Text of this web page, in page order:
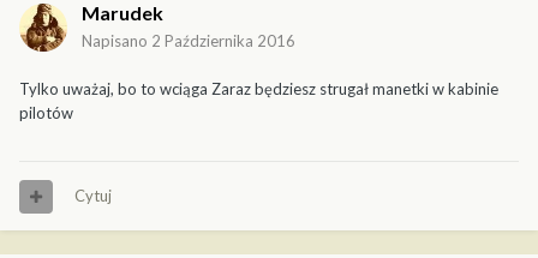
Marudek
Napisano 2 Października 2016
Tylko uważaj, bo to wciąga Zaraz będziesz strugał manetki w kabinie
pilotów
Cytuj